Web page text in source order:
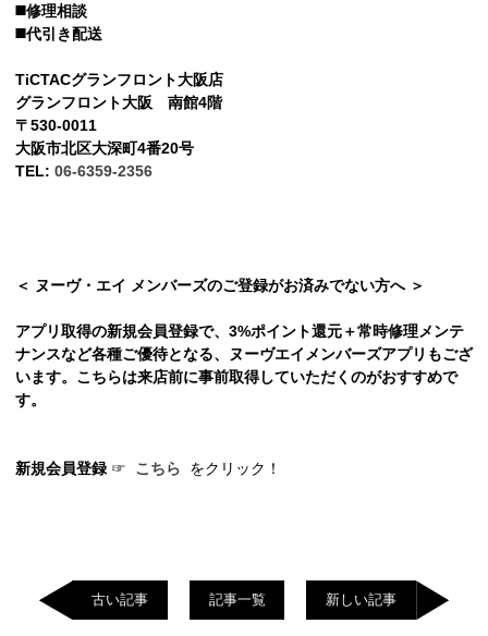
◼️修理相談
◼️代引き配送
TiCTACグランフロント大阪店
グランフロント大阪 南館4階
〒530-0011
大阪市北区大深町4番20号
TEL: 06-6359-2356
＜ ヌーヴ・エイ メンバーズのご登録がお済みでない方へ ＞
アプリ取得の新規会員登録で、3%ポイント還元＋常時修理メンテ
ナンスなど各種ご優待となる、ヌーヴエイメンバーズアプリもござ
います。こちらは来店前に事前取得していただくのがおすすめで
す。
新規会員登録 ☞ こちら をクリック！
古い記事 記事一覧 新しい記事